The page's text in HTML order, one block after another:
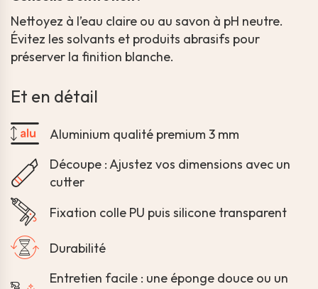
Nettoyez à l’eau claire ou au savon à pH neutre.
Évitez les solvants et produits abrasifs pour
préserver la finition blanche.
Et en détail
Aluminium qualité premium 3 mm
Découpe : Ajustez vos dimensions avec un
cutter
Fixation colle PU puis silicone transparent
Durabilité
Entretien facile : une éponge douce ou un